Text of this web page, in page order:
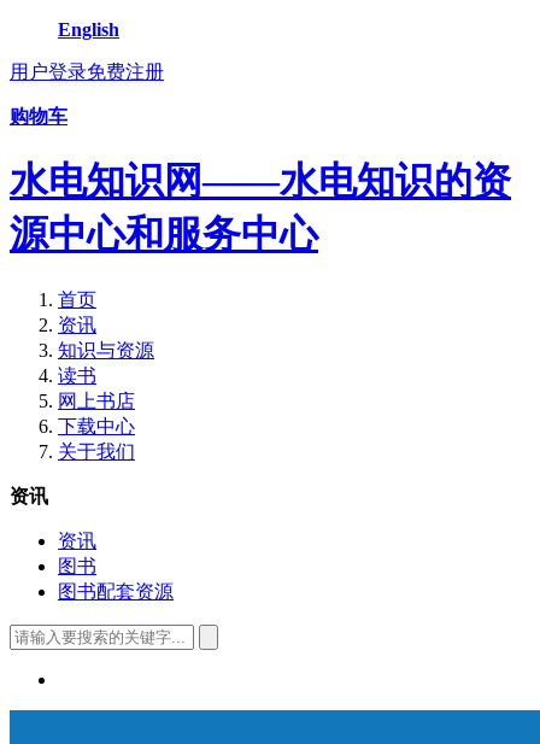
English
用户登录免费注册
购物车
水电知识网——水电知识的资
源中心和服务中心
首页
资讯
知识与资源
读书
网上书店
下载中心
关于我们
资讯
资讯
图书
图书配套资源